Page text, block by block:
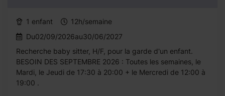
1 enfant
12h/semaine
Du02/09/2026au30/06/2027
Recherche baby sitter, H/F, pour la garde d'un enfant.
BESOIN DES SEPTEMBRE 2026 : Toutes les semaines, le
Mardi, le Jeudi de 17:30 à 20:00 + le Mercredi de 12:00 à
19:00 .